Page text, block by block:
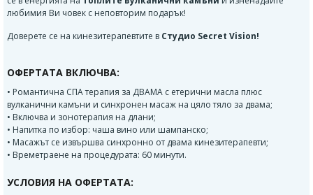
любимия Ви човек с неповторим подарък!
Доверете се на кинезитерапевтите в Студио Secret Vision!
ОФЕРТАТА ВКЛЮЧВА:
• Романтична СПА терапия за ДВАМА с етерични масла плюс
вулканични камъни и синхронен масаж на цяло тяло за двама;
• Включва и зонотерапия на длани;
• Напитка по избор: чаша вино или шампанско;
• Масажът се извършва синхронно от двама кинезитерапевти;
• Времетраене на процедурата: 60 минути.
УСЛОВИЯ НА ОФЕРТАТА: